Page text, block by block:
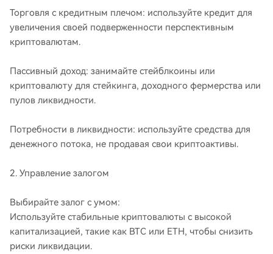
Торговля с кредитным плечом: используйте кредит для
увеличения своей подверженности перспективным
криптовалютам.
Пассивный доход: занимайте стейблкоины или
криптовалюту для стейкинга, доходного фермерства или
пулов ликвидности.
Потребности в ликвидности: используйте средства для
денежного потока, не продавая свои криптоактивы.
2. Управление залогом
Выбирайте залог с умом:
Используйте стабильные криптовалюты с высокой
капитализацией, такие как BTC или ETH, чтобы снизить
риски ликвидации.